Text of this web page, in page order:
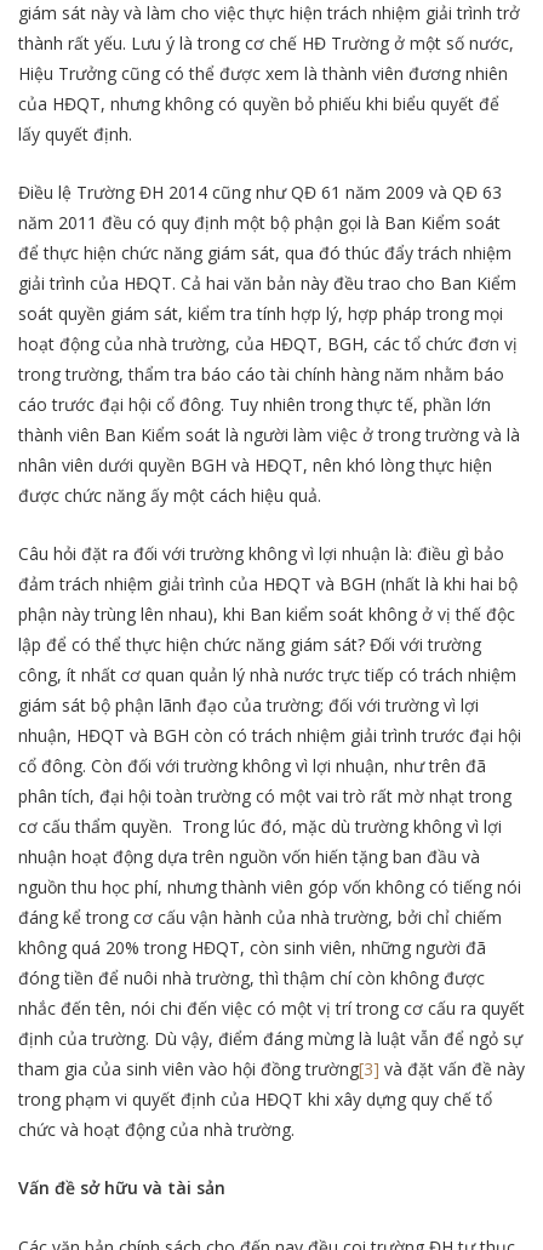
giám sát này và làm cho việc thực hiện trách nhiệm giải trình trở
thành rất yếu. Lưu ý là trong cơ chế HĐ Trường ở một số nước,
Hiệu Trưởng cũng có thể được xem là thành viên đương nhiên
của HĐQT, nhưng không có quyền bỏ phiếu khi biểu quyết để
lấy quyết định.
Điều lệ Trường ĐH 2014 cũng như QĐ 61 năm 2009 và QĐ 63
năm 2011 đều có quy định một bộ phận gọi là Ban Kiểm soát
để thực hiện chức năng giám sát, qua đó thúc đẩy trách nhiệm
giải trình của HĐQT. Cả hai văn bản này đều trao cho Ban Kiểm
soát quyền giám sát, kiểm tra tính hợp lý, hợp pháp trong mọi
hoạt động của nhà trường, của HĐQT, BGH, các tổ chức đơn vị
trong trường, thẩm tra báo cáo tài chính hàng năm nhằm báo
cáo trước đại hội cổ đông. Tuy nhiên trong thực tế, phần lớn
thành viên Ban Kiểm soát là người làm việc ở trong trường và là
nhân viên dưới quyền BGH và HĐQT, nên khó lòng thực hiện
được chức năng ấy một cách hiệu quả.
Câu hỏi đặt ra đối với trường không vì lợi nhuận là: điều gì bảo
đảm trách nhiệm giải trình của HĐQT và BGH (nhất là khi hai bộ
phận này trùng lên nhau), khi Ban kiểm soát không ở vị thế độc
lập để có thể thực hiện chức năng giám sát? Đối với trường
công, ít nhất cơ quan quản lý nhà nước trực tiếp có trách nhiệm
giám sát bộ phận lãnh đạo của trường; đối với trường vì lợi
nhuận, HĐQT và BGH còn có trách nhiệm giải trình trước đại hội
cổ đông. Còn đối với trường không vì lợi nhuận, như trên đã
phân tích, đại hội toàn trường có một vai trò rất mờ nhạt trong
cơ cấu thẩm quyền. Trong lúc đó, mặc dù trường không vì lợi
nhuận hoạt động dựa trên nguồn vốn hiến tặng ban đầu và
nguồn thu học phí, nhưng thành viên góp vốn không có tiếng nói
đáng kể trong cơ cấu vận hành của nhà trường, bởi chỉ chiếm
không quá 20% trong HĐQT, còn sinh viên, những người đã
đóng tiền để nuôi nhà trường, thì thậm chí còn không được
nhắc đến tên, nói chi đến việc có một vị trí trong cơ cấu ra quyết
định của trường. Dù vậy, điểm đáng mừng là luật vẫn để ngỏ sự
tham gia của sinh viên vào hội đồng trường[3] và đặt vấn đề này
trong phạm vi quyết định của HĐQT khi xây dựng quy chế tổ
chức và hoạt động của nhà trường.
Vấn đề sở hữu và tài sản